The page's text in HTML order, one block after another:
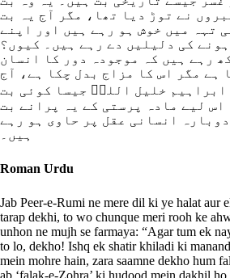
نے توڑ دیا تھا، مگر آج یہ بت
تہہ میں خوش ہو رہے ہیں اور اپنے
کی دلیلیں دے رہے ہیں۔ کیوں؟
رہے ہیں کہ موجودہ دور کا انسان
ہے مگر اس کا مزاج بدل چکا ہے، آج
ابراہیم خلیل اللہؑ جیسا کوئی بت
لیے مادہ پرستی کے یہ پرانے بت
انسانی عقل پر حاوی ہو رہے
ہیں۔
Roman Urdu
Jab Peer-e-Rumi ne mere dil ki ye halat aur
tarap dekhi, to wo chunque meri rooh ke
unhon ne mujh se farmaya: “Agar tum ek
to lo, dekho! Ishq ek shatir khiladi ki
mein mohre hain, zara saamne dekho hum